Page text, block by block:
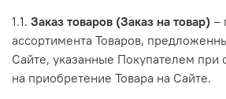
1.1. Заказ товаров (Заказ на товар) –
ассортимента Товаров,
Сайте, указанные Покупателем при
на приобретение Товара на Сайте.